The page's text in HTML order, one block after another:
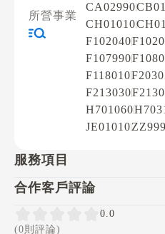
所營事業
CA02990
CH01010
F102040
F107990
F118010
F213030
H701060
JE01010
服務項目
合作客戶評論
0.0
(0則評論)